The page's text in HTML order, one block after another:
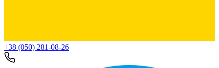
+38 (050) 281-08-26